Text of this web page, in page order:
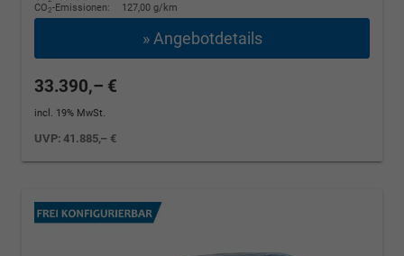
CO2-Emissionen: 127,00 g/km
» Angebotdetails
33.390,– €
incl. 19% MwSt.
UVP:41.885,– €